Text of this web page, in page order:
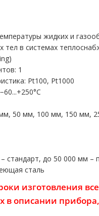
жидких и
в системах
1
Pt100, Pt1000
50 мм, 100 мм, 150 мм,
стандарт, до 50 000 мм –
сталь
изготовления
в описании